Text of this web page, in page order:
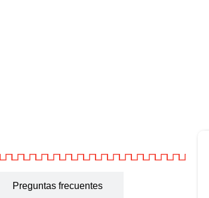
Preguntas frecuentes